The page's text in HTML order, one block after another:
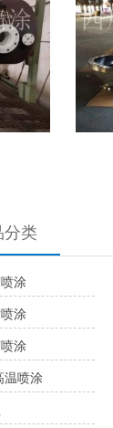
分类
涂
涂
涂
温喷涂